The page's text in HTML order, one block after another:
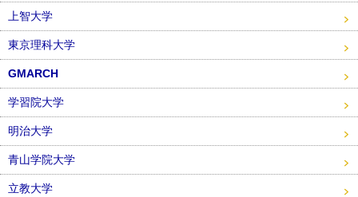
上智大学
東京理科大学
GMARCH
学習院大学
明治大学
青山学院大学
立教大学